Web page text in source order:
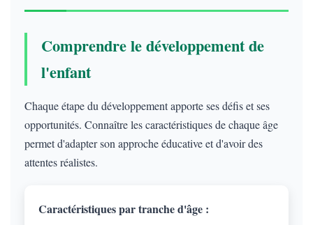
Comprendre le développement de
l'enfant
Chaque étape du développement apporte ses défis et ses
opportunités. Connaître les caractéristiques de chaque âge
permet d'adapter son approche éducative et d'avoir des
attentes réalistes.
Caractéristiques par tranche d'âge :